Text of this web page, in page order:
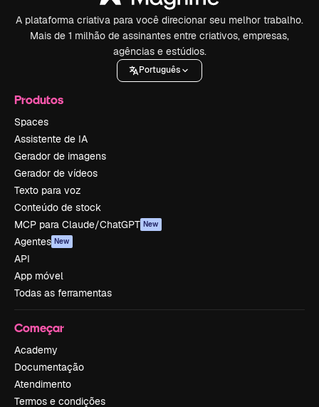
A plataforma criativa para você direcionar seu melhor trabalho.
Mais de 1 milhão de assinantes entre criativos, empresas,
agências e estúdios.
Português
Produtos
Spaces
Assistente de IA
Gerador de imagens
Gerador de vídeos
Texto para voz
Conteúdo de stock
MCP para Claude/ChatGPT New
Agentes New
API
App móvel
Todas as ferramentas
Começar
Academy
Documentação
Atendimento
Termos e condições